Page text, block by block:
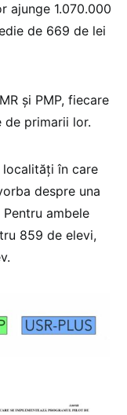
ajunge 1.070.000
de 669 de lei
și PMP, fiecare
primarii lor.
localități în care
despre una
ambele
859 de elevi,